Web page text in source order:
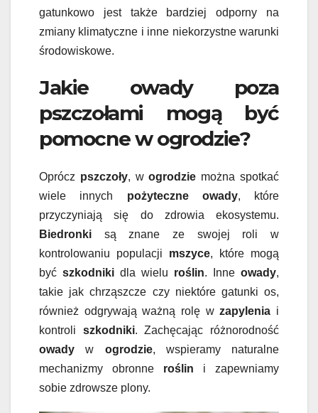
gatunkowo jest także bardziej odporny na
zmiany klimatyczne i inne niekorzystne warunki
środowiskowe.
Jakie owady poza
pszczołami mogą być
pomocne w ogrodzie?
Oprócz pszczoły, wogrodzie można spotkać
wiele innych pożyteczne owady, które
przyczyniają się do zdrowia ekosystemu.
Biedronki są znane ze swojej roli w
kontrolowaniu populacji mszyce, które mogą
być szkodniki dla wielu roślin. Inne owady,
takie jak chrząszcze czy niektóre gatunki os,
również odgrywają ważną rolę wzapylenia i
kontroli szkodniki. Zachęcając różnorodność
owady w ogrodzie, wspieramy naturalne
mechanizmy obronne roślin i zapewniamy
sobie zdrowsze plony.